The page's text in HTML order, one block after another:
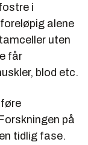
i
alene
uten
får
blod etc.
på
tidlig fase.